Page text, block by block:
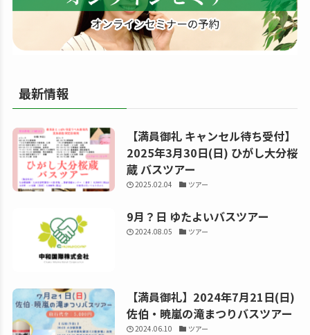
る
最新情報
【満員御礼 キャンセル待ち受付】
2025年3月30日(日) ひがし大分桜
蔵 バスツアー
2025.02.04 ツアー
9月？日 ゆたよいバスツアー
2024.08.05 ツアー
【満員御礼】2024年7月21日(日)
佐伯・暁嵐の滝まつりバスツアー
2024.06.10 ツアー